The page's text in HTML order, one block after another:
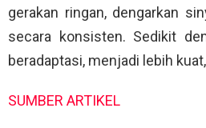
gerakan ringan, dengarkan
secara konsisten. Sedikit
beradaptasi, menjadi lebih
SUMBER ARTIKEL